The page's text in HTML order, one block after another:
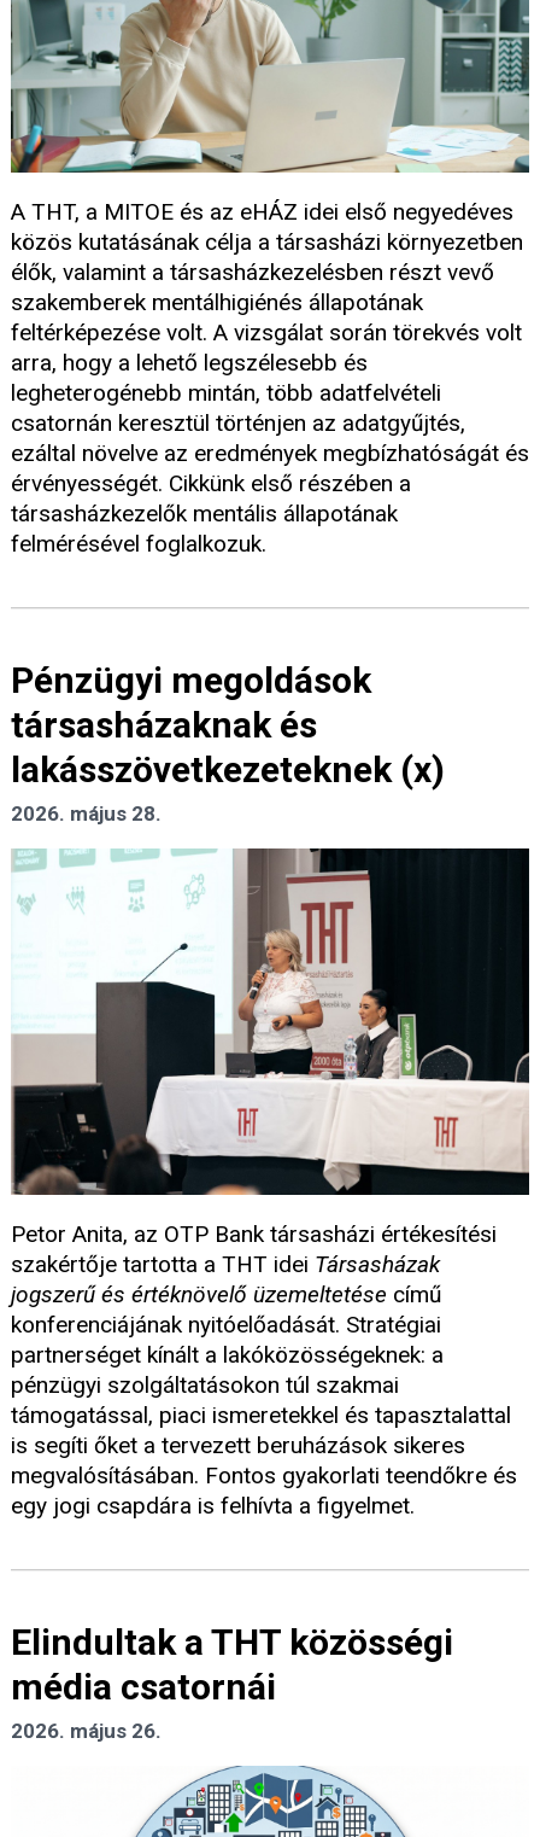
A THT, a MITOE és az eHÁZ idei első negyedéves
közös kutatásának célja a társasházi környezetben
élők, valamint a társasházkezelésben részt vevő
szakemberek mentálhigiénés állapotának
feltérképezése volt. A vizsgálat során törekvés volt
arra, hogy a lehető legszélesebb és
legheterogénebb mintán, több adatfelvételi
csatornán keresztül történjen az adatgyűjtés,
ezáltal növelve az eredmények megbízhatóságát és
érvényességét. Cikkünk első részében a
társasházkezelők mentális állapotának
felmérésével foglalkozuk.
Pénzügyi megoldások
társasházaknak és
lakásszövetkezeteknek (x)
2026. május 28.
Petor Anita, az OTP Bank társasházi értékesítési
szakértője tartotta a THT idei Társasházak
jogszerű és értéknövelő üzemeltetése című
konferenciájának nyitóelőadását. Stratégiai
partnerséget kínált a lakóközösségeknek: a
pénzügyi szolgáltatásokon túl szakmai
támogatással, piaci ismeretekkel és tapasztalattal
is segíti őket a tervezett beruházások sikeres
megvalósításában. Fontos gyakorlati teendőkre és
egy jogi csapdára is felhívta a figyelmet.
Elindultak a THT közösségi
média csatornái
2026. május 26.